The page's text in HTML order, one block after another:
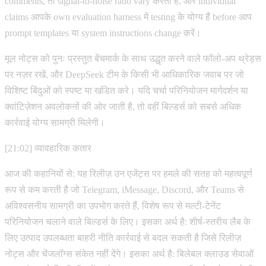
claims आपके own evaluation harness में testing के योग्य हैं before आप
prompt templates या system instructions change करें।
मूल नोट्स को पुनः प्रस्तुत बेंचमार्क के साथ उद्धृत करने वाले फॉलो-अप थ्रेड्स
पर नज़र रखें, और DeepSeek टीम के किसी भी आधिकारिक जवाब पर जो
विशिष्ट बिंदुओं को स्पष्ट या खंडित करे। यदि चर्चा परिनियोजन मार्गदर्शन या
क्वांटिज़ेशन अवलोकनों की ओर जाती है, तो वहीं बिल्डर्स को सबसे अधिक
कार्रवाई योग्य सामग्री मिलेगी।
[21:02] व्यावहारिक कतार
आज की कहानियों से: यह रिलीज़ उन एजेंट्स पर हमले की सतह को महत्वपूर्ण
रूप से कम करती है जो Telegram, iMessage, Discord, और Teams से
अविश्वसनीय सामग्री का उपभोग करते हैं, विशेष रूप से मल्टी-टेनेंट
परिनियोजन चलाने वाले बिल्डर्स के लिए। इसका अर्थ है: शीर्ष-स्तरीय लैब के
लिए उत्पाद उपलब्धता बाहरी नीति कार्रवाई से बदल सकती है जिसे रिलीज़
नोट्स और चेंजलॉग्स संकेत नहीं देंगे। इसका अर्थ है: बिलेबल क्लाउड सेवाओं